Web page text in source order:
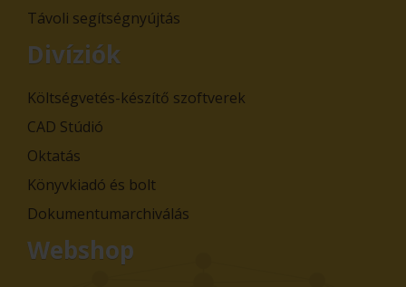
Távoli segítségnyújtás
Divíziók
Költségvetés-készítő szoftverek
CAD Stúdió
Oktatás
Könyvkiadó és bolt
Dokumentumarchiválás
Webshop